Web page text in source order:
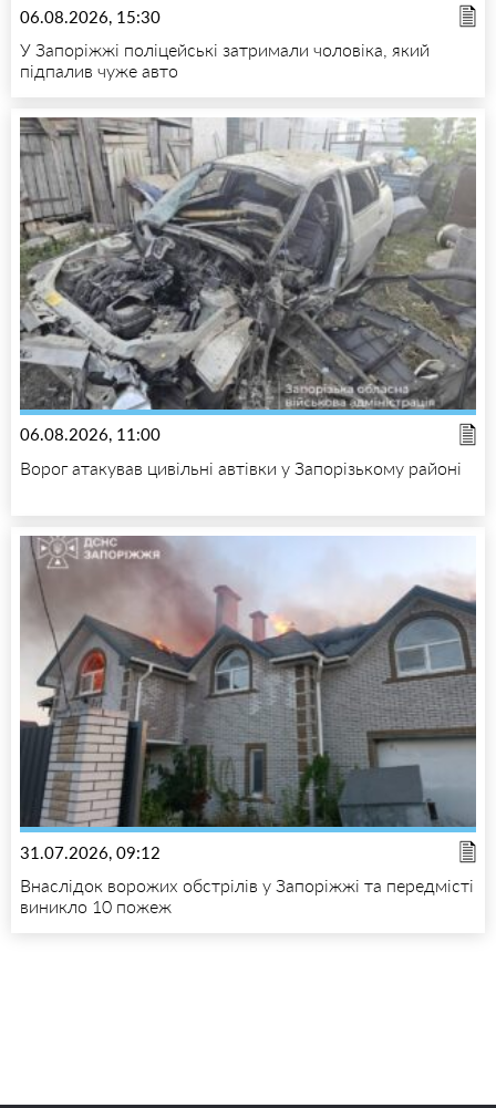
06.08.2026, 15:30
У Запоріжжі поліцейські затримали чоловіка, який
підпалив чуже авто
06.08.2026, 11:00
Ворог атакував цивільні автівки у Запорізькому районі
31.07.2026, 09:12
Внаслідок ворожих обстрілів у Запоріжжі та передмісті
виникло 10 пожеж